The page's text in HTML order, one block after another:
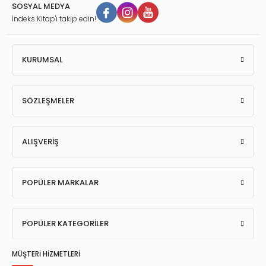
SOSYAL MEDYA
İndeks Kitap'ı takip edin!
KURUMSAL
SÖZLEŞMELER
ALIŞVERİŞ
POPÜLER MARKALAR
POPÜLER KATEGORİLER
MÜŞTERİ HİZMETLERİ